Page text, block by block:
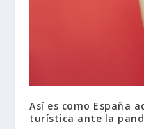
Así es como España
turística ante la